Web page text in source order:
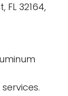
FL 32164,